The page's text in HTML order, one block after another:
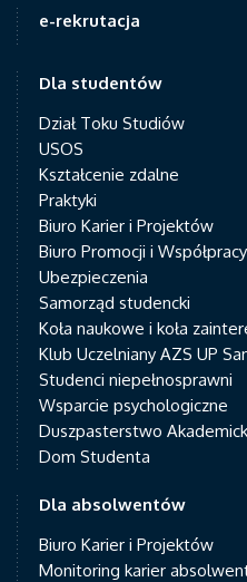
e-rekrutacja
Dla studentów
Dział Toku Studiów
USOS
Kształcenie zdalne
Praktyki
Biuro Karier i Projektów
Biuro Promocji i
Ubezpieczenia
Samorząd studencki
Koła naukowe i koła
Klub Uczelniany AZS UP
Studenci niepełnosprawni
Wsparcie psychologiczne
Duszpasterstwo
Dom Studenta
Dla absolwentów
Biuro Karier i Projektów
Monitoring karier